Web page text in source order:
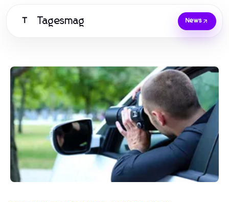
T Tagesmag News